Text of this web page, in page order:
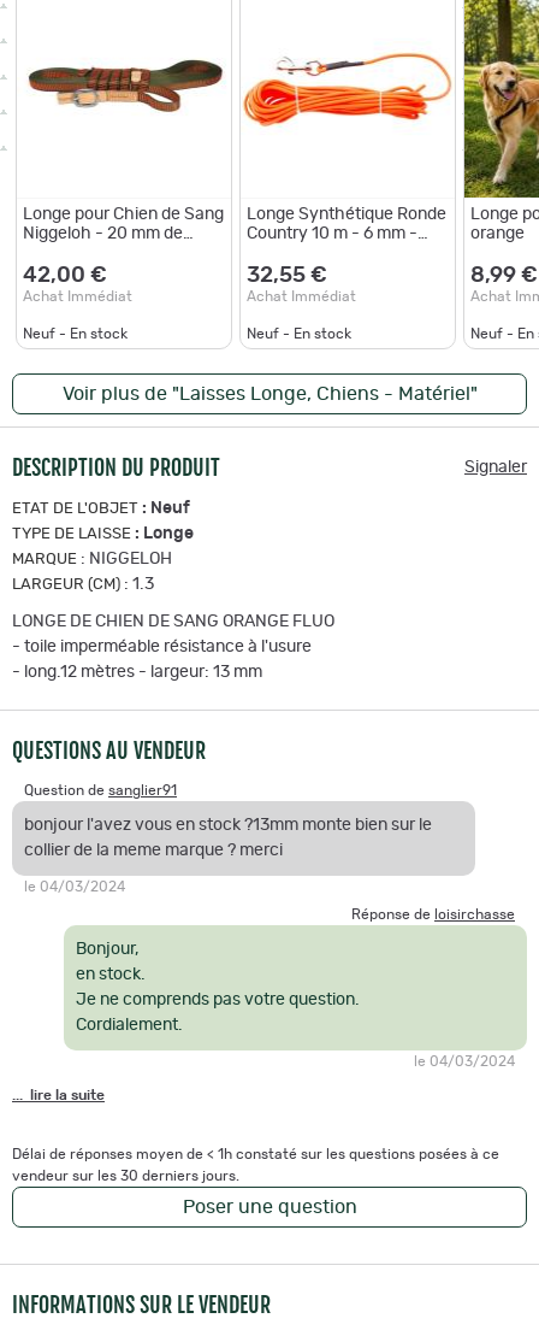
Longe pour Chien de Sang
Niggeloh - 20 mm de
Résistance et Confort sur
42,00 €
Achat Immédiat
Neuf - En stock
Longe Synthétique Ronde
Country 10 m - 6 mm -
pour Chien 8 mm
32,55 €
Achat Immédiat
Neuf - En stock
Longe
orange
8,99 €
Achat
Neuf - En
Voir plus de "Laisses Longe, Chiens - Matériel"
DESCRIPTION DU PRODUIT Signaler
ETAT DE L'OBJET : Neuf
TYPE DE LAISSE : Longe
MARQUE : NIGGELOH
LARGEUR (CM) : 1.3
LONGE DE CHIEN DE SANG ORANGE FLUO
- toile imperméable résistance à l'usure
- long.12 mètres - largeur: 13 mm
QUESTIONS AU VENDEUR
Question de sanglier91
bonjour l'avez vous en stock ?13mm monte bien sur le
collier de la meme marque ? merci
le 04/03/2024
Réponse de loisirchasse
Bonjour,
en stock.
Je ne comprends pas votre question.
Cordialement.
le 04/03/2024
... lire la suite
Délai de réponses moyen de < 1h constaté sur les questions posées à ce
vendeur sur les 30 derniers jours.
Poser une question
INFORMATIONS SUR LE VENDEUR